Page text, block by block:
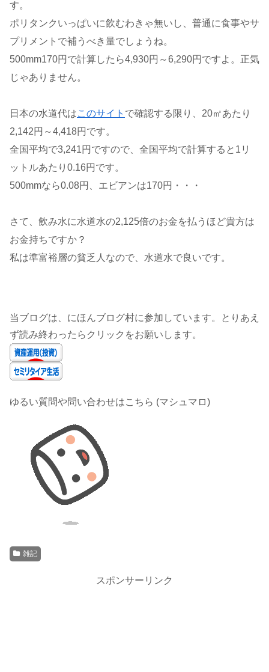
す。
ポリタンクいっぱいに飲むわきゃ無いし、普通に食事やサ
プリメントで補うべき量でしょうね。
500mm170円で計算したら4,930円～6,290円ですよ。正気
じゃありません。
日本の水道代はこのサイト で確認する限り、20㎥あたり
2,142円～4,418円です。
全国平均で3,241円ですので、全国平均で計算すると1リ
ットルあたり0.16円です。
500mmなら0.08円、エビアンは170円・・・
さて、飲み水に水道水の2,125倍のお金を払うほど貴方は
お金持ちですか？
私は準富裕層の貧乏人なので、水道水で良いです。
当ブログは、にほんブログ村に参加しています。とりあえ
ず読み終わったらクリックをお願いします。
ゆるい質問や問い合わせはこちら (マシュマロ)
雑記
スポンサーリンク